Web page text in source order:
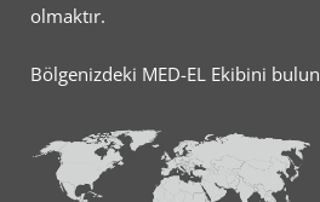
olmaktır.
Bölgenizdeki MED-EL Ekibini bulun